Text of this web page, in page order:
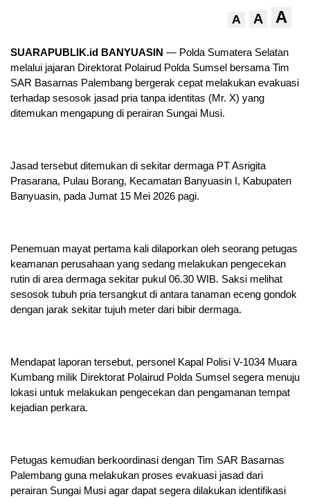
A A A
SUARAPUBLIK.id BANYUASIN — Polda Sumatera Selatan
melalui jajaran Direktorat Polairud Polda Sumsel bersama Tim
SAR Basarnas Palembang bergerak cepat melakukan evakuasi
terhadap sesosok jasad pria tanpa identitas (Mr. X) yang
ditemukan mengapung di perairan Sungai Musi.
Jasad tersebut ditemukan di sekitar dermaga PT Asrigita
Prasarana, Pulau Borang, Kecamatan Banyuasin I, Kabupaten
Banyuasin, pada Jumat 15 Mei 2026 pagi.
Penemuan mayat pertama kali dilaporkan oleh seorang petugas
keamanan perusahaan yang sedang melakukan pengecekan
rutin di area dermaga sekitar pukul 06.30 WIB. Saksi melihat
sesosok tubuh pria tersangkut di antara tanaman eceng gondok
dengan jarak sekitar tujuh meter dari bibir dermaga.
Mendapat laporan tersebut, personel Kapal Polisi V-1034 Muara
Kumbang milik Direktorat Polairud Polda Sumsel segera menuju
lokasi untuk melakukan pengecekan dan pengamanan tempat
kejadian perkara.
Petugas kemudian berkoordinasi dengan Tim SAR Basarnas
Palembang guna melakukan proses evakuasi jasad dari
perairan Sungai Musi agar dapat segera dilakukan identifikasi